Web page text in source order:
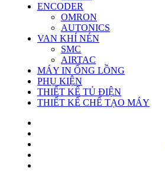
ENCODER
OMRON
AUTONICS
VAN KHÍ NÉN
SMC
AIRTAC
MÁY IN ỐNG LỒNG
PHỤ KIỆN
THIẾT KẾ TỦ ĐIỆN
THIẾT KẾ CHẾ TẠO MÁY